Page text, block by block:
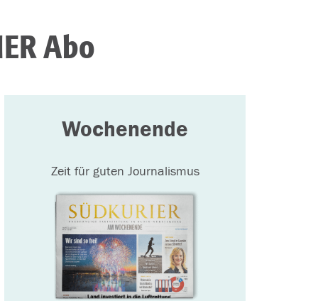
Abo
Wochenende
Zeit für guten Journalismus